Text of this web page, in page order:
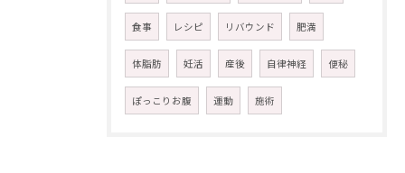
食事 レシピ リバウンド 肥満
体脂肪 妊活 産後 自律神経 便秘
ぽっこりお腹 運動 施術